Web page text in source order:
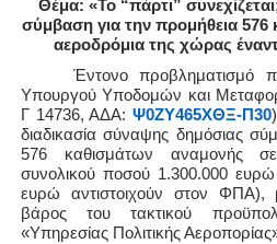
Θέμα: «Το “πάρτι”
σύμβαση για την προμήθεια
αεροδρόμια της χώρας
Έντονο προβληματισμό
Υπουργού Υποδομών και
Γ 14736, ΑΔΑ:Ψ0ΖΥ465ΧΘΞ-Π30
διαδικασία σύναψης δημόσιας
576 καθισμάτων αναμονής
συνολικού ποσού 1.300.000
ευρώ αντιστοιχούν στον
βάρος του τακτικού
«Υπηρεσίας Πολιτικής